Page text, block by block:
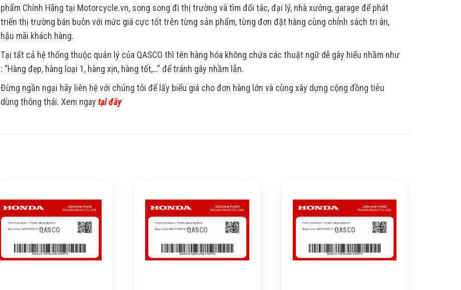
phẩm Chính Hãng tại Motorcycle.vn, song song đi thị trường và tìm đối tác, đại lý, nhà xưởng, garage để phát
triển thị trường bán buôn với mức giá cực tốt trên từng sản phẩm, từng đơn đặt hàng cùng chính sách tri ân,
hậu mãi khách hàng.
Tại tất cả hệ thống thuộc quản lý của QASCO thì tên hàng hóa không chứa các thuật ngữ dễ gây hiểu nhầm như
: “Hàng đẹp, hàng loại 1, hàng xịn, hàng tốt,…” để tránh gây nhầm lẫn.
Đừng ngần ngại hãy liên hệ với chúng tôi để lấy biểu giá cho đơn hàng lớn và cùng xây dựng cộng đồng tiêu
dùng thông thái. Xem ngay tại đây
QASCO QASCO QASCO